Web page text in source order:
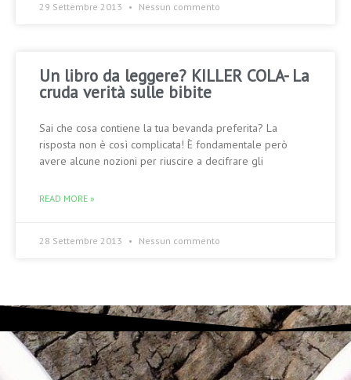
29 Settembre 2013 Nessun commento
Un libro da leggere? KILLER COLA- La
cruda verità sulle bibite
Sai che cosa contiene la tua bevanda preferita? La
risposta non è così complicata! È fondamentale però
avere alcune nozioni per riuscire a decifrare gli
READ MORE »
28 Settembre 2013 Nessun commento